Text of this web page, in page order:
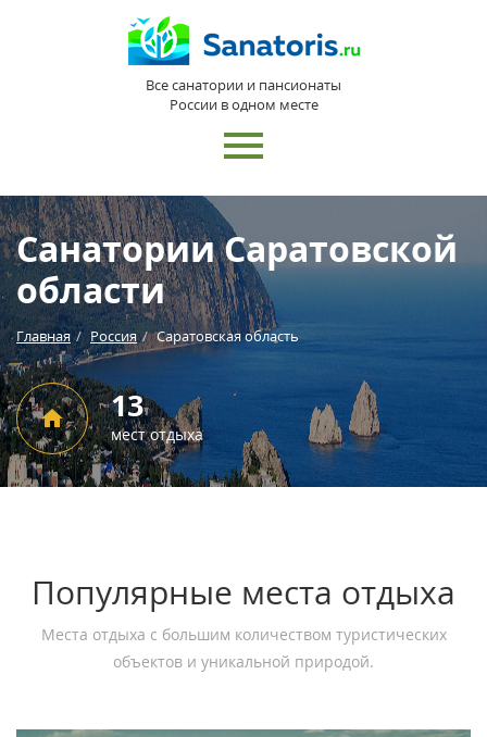
Все санатории и пансионаты
России в одном месте
Санатории Саратовской
области
Главная Россия Саратовская область
13
мест отдыха
Популярные места отдыха
Места отдыха с большим количеством туристических
объектов и уникальной природой.